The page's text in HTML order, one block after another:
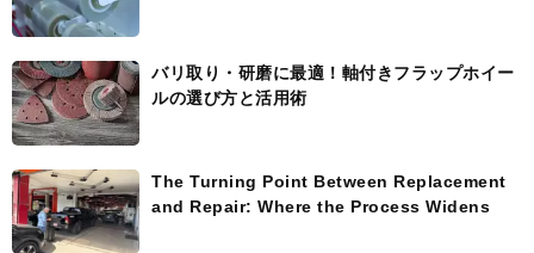
バリ取り・研磨に最適！軸付きフラップホイー
ルの選び方と活用術
The Turning Point Between Replacement
and Repair: Where the Process Widens